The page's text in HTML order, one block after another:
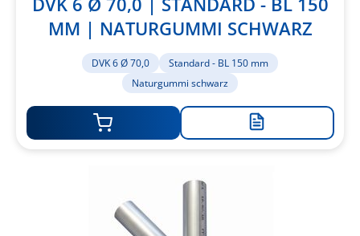
MM | NATURGUMMI SCHWARZ
DVK 6 Ø 70,0
Standard - BL 150 mm
Naturgummi schwarz
Zur